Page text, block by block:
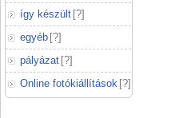
így készült [?]
egyéb [?]
pályázat [?]
Online fotókiállítások [?]